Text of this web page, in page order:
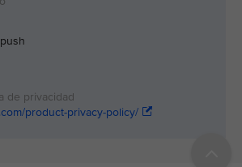
product-privacy-policy/